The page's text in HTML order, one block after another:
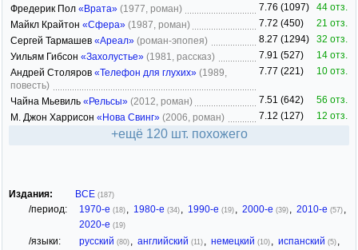
Фредерик Пол «Врата» (1977, роман) 7.76 (1097)
44 отз.
Майкл Крайтон «Сфера» (1987, роман) 7.72 (450)
21 отз.
Сергей Тармашев «Ареал» (роман-эпопея) 8.27 (1294)
32 отз.
Уильям Гибсон «Захолустье» (1981, рассказ) 7.91 (527)
14 отз.
Андрей Столяров «Телефон для глухих» (1989,
повесть)
7.77 (221) 10 отз.
Чайна Мьевиль «Рельсы» (2012, роман) 7.51 (642)
56 отз.
М. Джон Харрисон «Нова Свинг» (2006, роман) 7.12 (127) 12 отз.
+ещё 120 шт. похожего
Издания: ВСЕ (187)
/период: 1970-е (18) , 1980-е (34) , 1990-е (19) , 2000-е (39) , 2010-е (57) ,
2020-е (19)
/языки: русский (80) , английский (11) , немецкий (10) , испанский (5) ,